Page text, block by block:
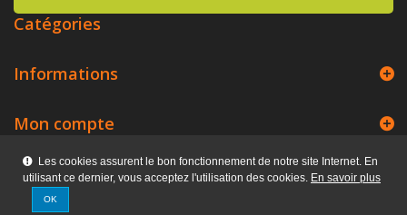
Les cookies assurent le bon fonctionnement de notre site Internet. En
utilisant ce dernier, vous acceptez l'utilisation des cookies. En savoir plus
OK
Catégories
Informations
Mon compte
Kerpix